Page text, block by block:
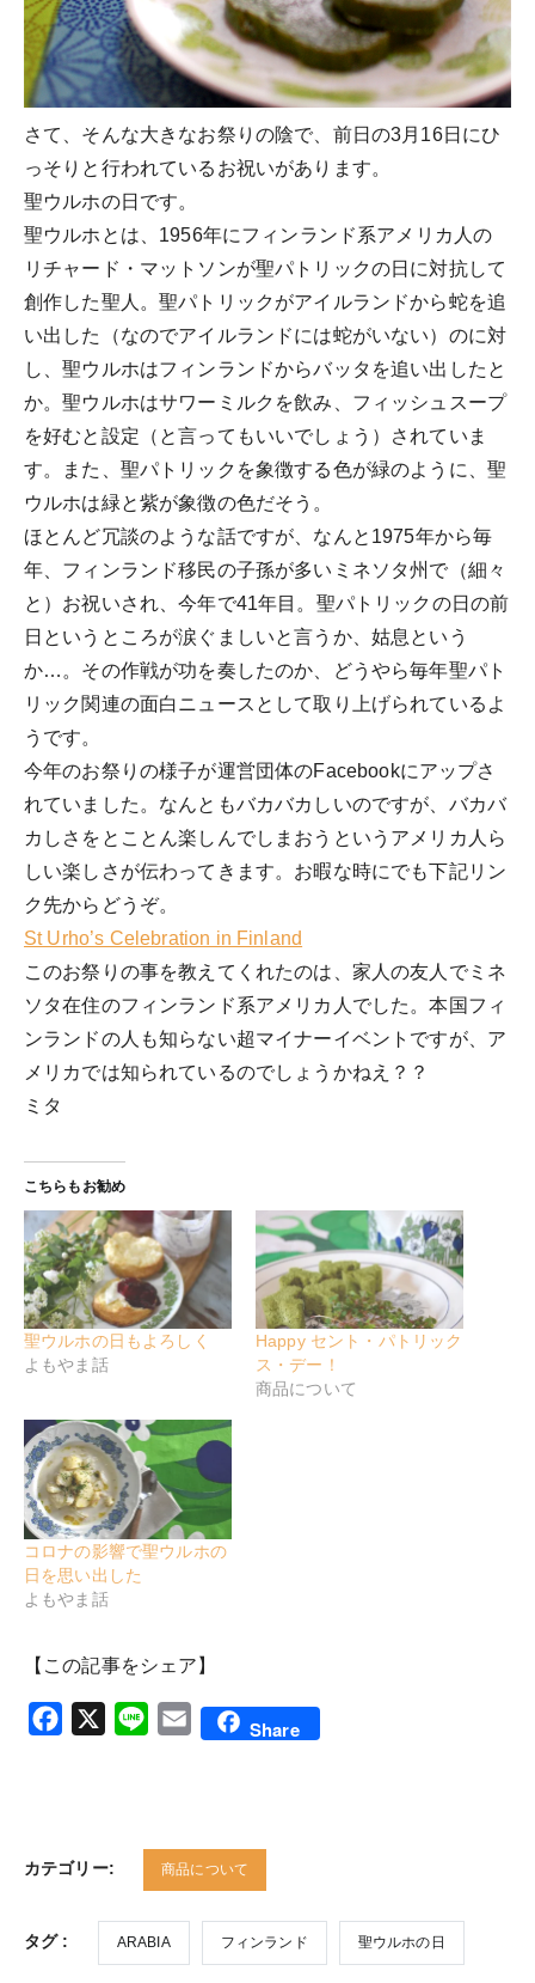
さて、そんな大きなお祭りの陰で、前日の3月16日にひ
っそりと行われているお祝いがあります。
聖ウルホの日です。
聖ウルホとは、1956年にフィンランド系アメリカ人の
リチャード・マットソンが聖パトリックの日に対抗して
創作した聖人。聖パトリックがアイルランドから蛇を追
い出した（なのでアイルランドには蛇がいない）のに対
し、聖ウルホはフィンランドからバッタを追い出したと
か。聖ウルホはサワーミルクを飲み、フィッシュスープ
を好むと設定（と言ってもいいでしょう）されていま
す。また、聖パトリックを象徴する色が緑のように、聖
ウルホは緑と紫が象徴の色だそう。
ほとんど冗談のような話ですが、なんと1975年から毎
年、フィンランド移民の子孫が多いミネソタ州で（細々
と）お祝いされ、今年で41年目。聖パトリックの日の前
日というところが涙ぐましいと言うか、姑息という
か…。その作戦が功を奏したのか、どうやら毎年聖パト
リック関連の面白ニュースとして取り上げられているよ
うです。
今年のお祭りの様子が運営団体のFacebookにアップさ
れていました。なんともバカバカしいのですが、バカバ
カしさをとことん楽しんでしまおうというアメリカ人ら
しい楽しさが伝わってきます。お暇な時にでも下記リン
ク先からどうぞ。
St Urho’s Celebration in Finland
このお祭りの事を教えてくれたのは、家人の友人でミネ
ソタ在住のフィンランド系アメリカ人でした。本国フィ
ンランドの人も知らない超マイナーイベントですが、ア
メリカでは知られているのでしょうかねえ？？
ミタ
こちらもお勧め
聖ウルホの日もよろしく
よもやま話
Happy セント・パトリック
ス・デー！
商品について
コロナの影響で聖ウルホの
日を思い出した
よもやま話
【この記事をシェア】
Facebook
X Line Email Share
カテゴリー: 商品について
タグ : ARABIA フィンランド 聖ウルホの日